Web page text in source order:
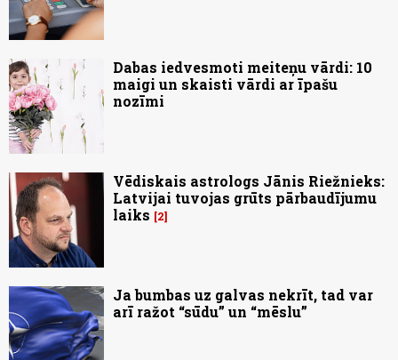
Dabas iedvesmoti meiteņu vārdi: 10
maigi un skaisti vārdi ar īpašu
nozīmi
Vēdiskais astrologs Jānis Riežnieks:
Latvijai tuvojas grūts pārbaudījumu
laiks
2
Ja bumbas uz galvas nekrīt, tad var
arī ražot “sūdu” un “mēslu”